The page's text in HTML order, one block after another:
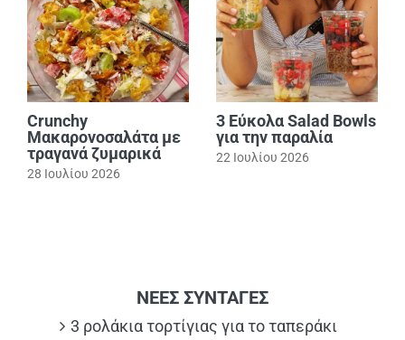
Crunchy
Μακαρονοσαλάτα με
τραγανά ζυμαρικά
28 Ιουλίου 2026
3 Εύκολα Salad Bowls
για την παραλία
22 Ιουλίου 2026
ΝΕΕΣ ΣΥΝΤΑΓΕΣ
3 ρολάκια τορτίγιας για το ταπεράκι